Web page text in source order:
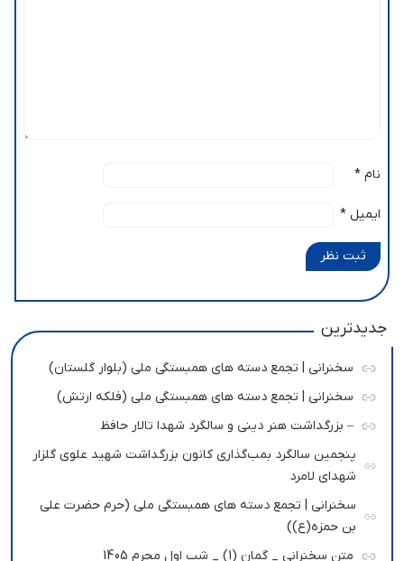
نام *
ایمیل *
ثبت نظر
جدیدترین
سخنرانی | تجمع دسته های همبستگی ملی (بلوار گلستان)
سخنرانی | تجمع دسته های همبستگی ملی (فلکه ارتش)
– بزرگداشت هنر دینی و سالگرد شهدا تالار حافظ
پنجمین سالگرد بمب‌گذاری کانون بزرگداشت شهید علوی گلزار
شهدای لامرد
سخنرانی | تجمع دسته های همبستگی ملی (حرم حضرت علی
بن حمزه(ع))
متن سخنرانی _ گمان (1) _ شب اول محرم 1405